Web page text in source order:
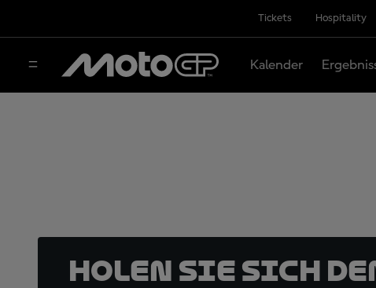
Tickets Hospitality
Kalender
Holen Sie sich